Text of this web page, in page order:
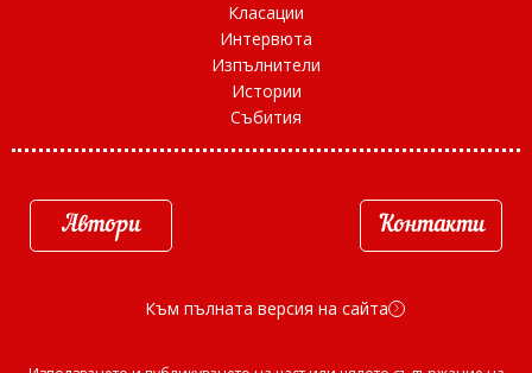
Класации
Интервюта
Изпълнители
Истории
Събития
Автори Контакти
Към пълната версия на сайта d